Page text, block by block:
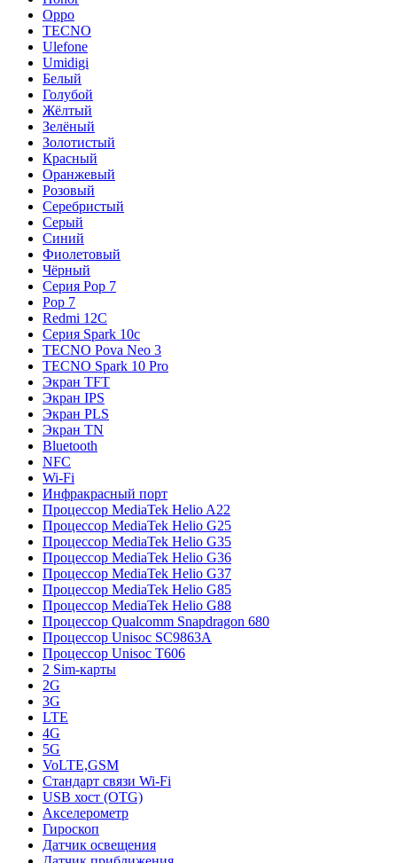
Oppo
TECNO
Ulefone
Umidigi
Белый
Голубой
Жёлтый
Зелёный
Золотистый
Красный
Оранжевый
Розовый
Серебристый
Серый
Синий
Фиолетовый
Чёрный
Серия Pop 7
Pop 7
Redmi 12C
Серия Spark 10c
TECNO Pova Neo 3
TECNO Spark 10 Pro
Экран TFT
Экран IPS
Экран PLS
Экран TN
Bluetooth
NFC
Wi-Fi
Инфракрасный порт
Процессор MediaTek Helio A22
Процессор MediaTek Helio G25
Процессор MediaTek Helio G35
Процессор MediaTek Helio G36
Процессор MediaTek Helio G37
Процессор MediaTek Helio G85
Процессор MediaTek Helio G88
Процессор Qualcomm Snapdragon 680
Процессор Unisoc SC9863A
Процессор Unisoc T606
2 Sim-карты
2G
3G
LTE
4G
5G
VoLTE,GSM
Стандарт связи Wi-Fi
USB хост (OTG)
Акселерометр
Гироскоп
Датчик освещения